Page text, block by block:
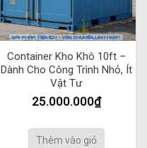
Container Kho Khô 10ft –
Dành Cho Công Trình Nhỏ, Ít
Vật Tư
25.000.000₫
Thêm vào giỏ